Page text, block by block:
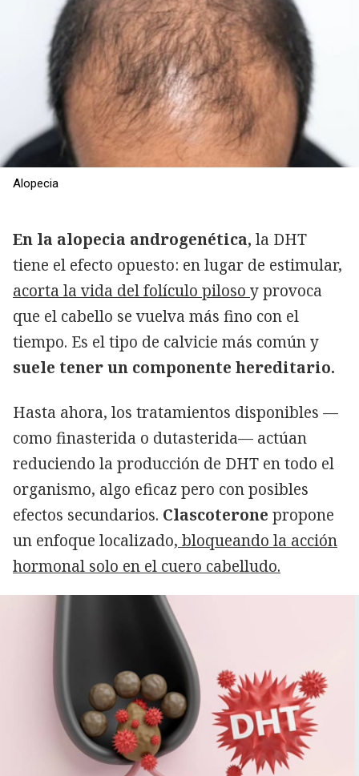
Alopecia
En la alopecia androgenética, la DHT
tiene el efecto opuesto: en lugar de estimular,
acorta la vida del folículo piloso y provoca
que el cabello se vuelva más fino con el
tiempo. Es el tipo de calvicie más común y
suele tener un componente hereditario.
Hasta ahora, los tratamientos disponibles —
como finasterida o dutasterida— actúan
reduciendo la producción de DHT en todo el
organismo, algo eficaz pero con posibles
efectos secundarios. Clascoterone propone
un enfoque localizado, bloqueando la acción
hormonal solo en el cuero cabelludo.